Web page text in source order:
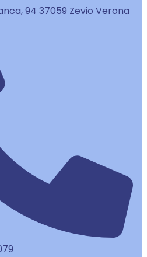
94 37059 Zevio Verona